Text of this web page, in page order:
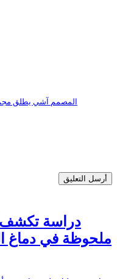
أرسل التعليق
دراسة تكشف
ملحوظة في دماغ